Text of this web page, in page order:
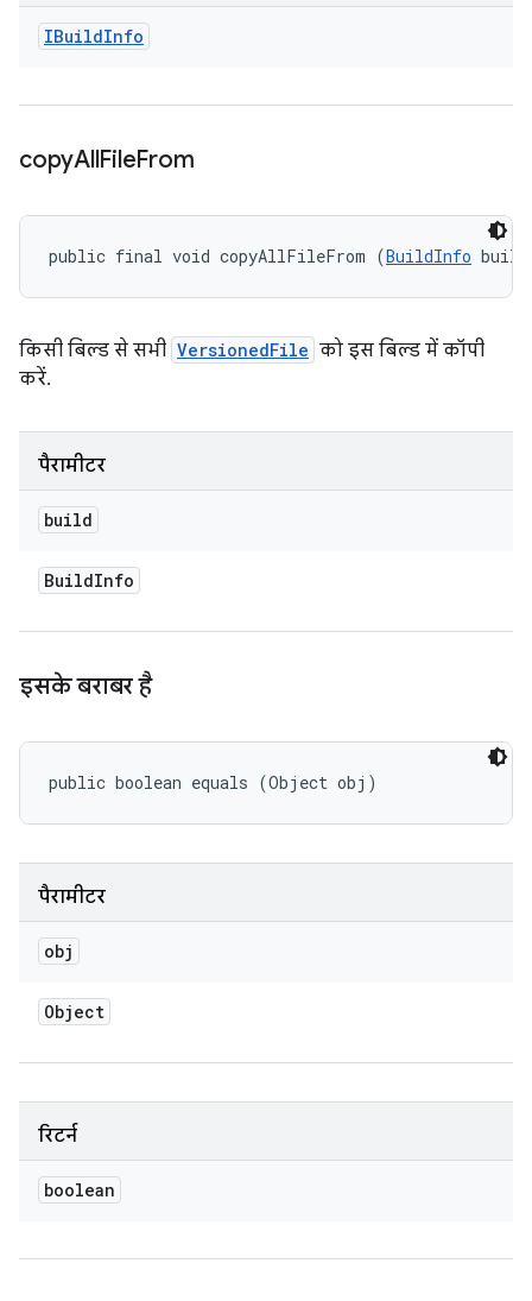
IBuildInfo
copyAllFileFrom
public final void copyAllFileFrom (BuildInfo
किसी बिल्ड से सभी VersionedFile को इस बिल्ड में कॉपी
करें.
पैरामीटर
build
BuildInfo
इसके बराबर है
public boolean equals (Object obj)
पैरामीटर
obj
Object
रिटर्न
boolean